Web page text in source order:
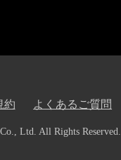
約 よくあるご質問
Ltd. All Rights Reserved.